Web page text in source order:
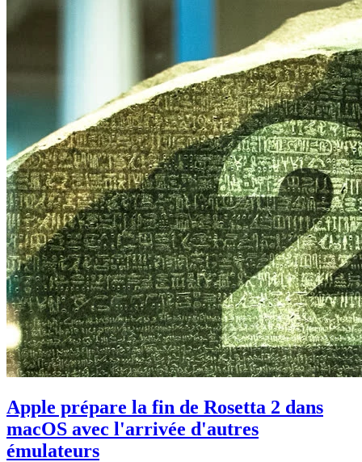
Apple prépare la fin de Rosetta 2 dans
macOS avec l'arrivée d'autres
émulateurs